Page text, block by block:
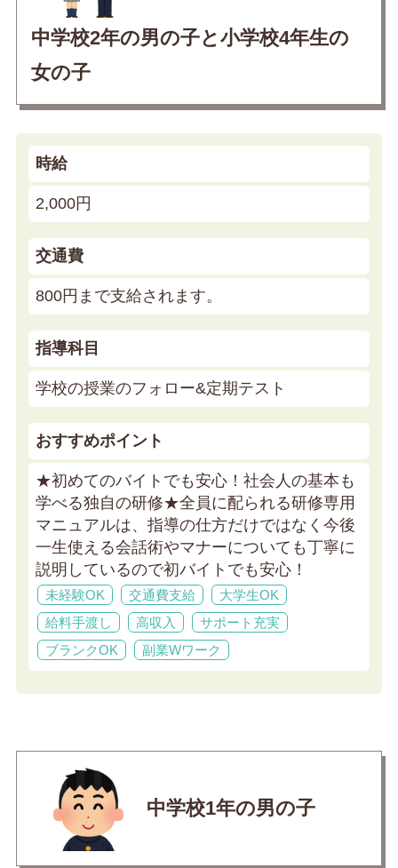
中学校2年の男の子と小学校4年生の
女の子
時給
2,000円
交通費
800円まで支給されます。
指導科目
学校の授業のフォロー&定期テスト
おすすめポイント
★初めてのバイトでも安心！社会人の基本も
学べる独自の研修★全員に配られる研修専用
マニュアルは、指導の仕方だけではなく今後
一生使える会話術やマナーについても丁寧に
説明しているので初バイトでも安心！
未経験OK 交通費支給
大学生OK
給料手渡し
高収入
サポート充実
ブランクOK
副業Wワーク
中学校1年の男の子